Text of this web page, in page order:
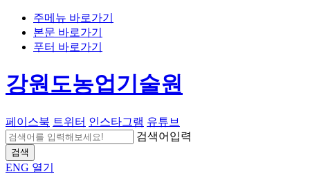
주메뉴 바로가기
본문 바로가기
푸터 바로가기
강원도농업기술원
페이스북 트위터 인스타그램 유튜브
검색어입력
검색
ENG 열기